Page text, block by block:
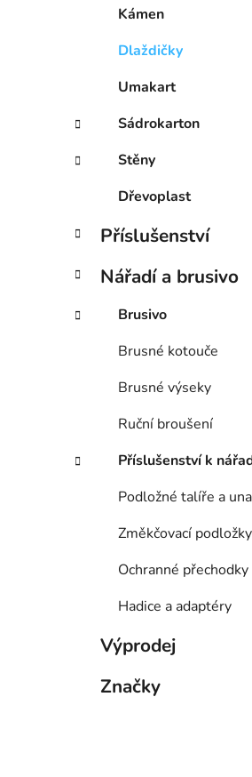
l
Kámen
Dlaždičky
Umakart
Sádrokarton
Stěny
Dřevoplast
Příslušenství
Nářadí a brusivo
Brusivo
Brusné kotouče
Brusné výseky
Ruční broušení
Příslušenství k
Podložné talíře a
Změkčovací podložky
Ochranné přechodky
Hadice a adaptéry
Výprodej
Značky